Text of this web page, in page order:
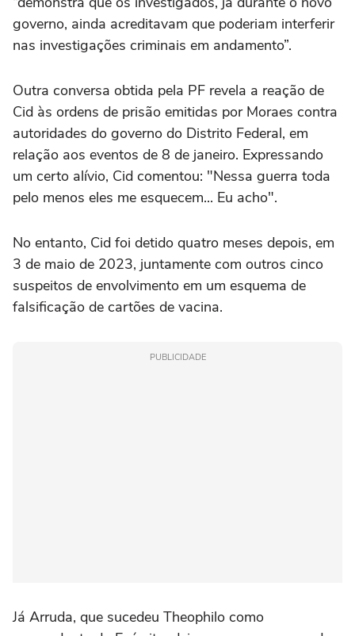
governo, ainda acreditavam que poderiam interferir
nas investigações criminais em andamento”.
Outra conversa obtida pela PF revela a reação de
Cid às ordens de prisão emitidas por Moraes contra
autoridades do governo do Distrito Federal, em
relação aos eventos de 8 de janeiro. Expressando
um certo alívio, Cid comentou: "Nessa guerra toda
pelo menos eles me esquecem... Eu acho".
No entanto, Cid foi detido quatro meses depois, em
3 de maio de 2023, juntamente com outros cinco
suspeitos de envolvimento em um esquema de
falsificação de cartões de vacina.
PUBLICIDADE
Já Arruda, que sucedeu Theophilo como